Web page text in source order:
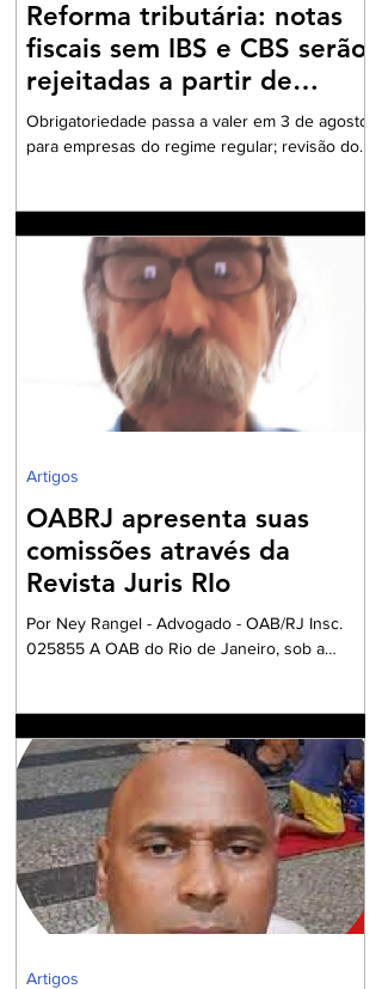
Reforma tributária: notas
fiscais sem IBS e CBS serão
rejeitadas a partir de
agosto
Obrigatoriedade passa a valer em 3 de agosto
para empresas do regime regular; revisão dos
Fazenda passará a rejeitar a emissão de NF-e
e NFC-e que não contenham o preenchimento
dos campos relativos ao Imposto sobre Bens e
Serviços (IBS) e à Contribuição sobre Bens e
Serviços (CBS). A mudança marca uma das
primeiras etapas de validação obrigatória
OABRJ apresenta suas
comissões através da
Revista Juris RIo
Por Ney Rangel - Advogado - OAB/RJ Insc.
025855 A OAB do Rio de Janeiro, sob a
Comissões formadas por Advogados e
Advogadas com a missão de trabalharem com
a Garantia Constitucional inscrita no art. 133 da
nossa Carta Política de 1988, realizando um
grandioso Projeto de Participação da Ordem
dos Advogados na preparação dos
profissionais da Advocacia para aperfe
Artigos
Artigos